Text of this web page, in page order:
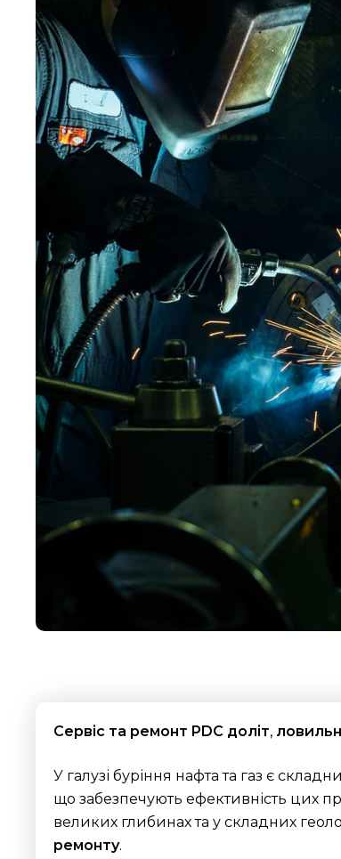
Сервіс та ремонт PDC доліт,
У галузі буріння нафта та газ є
що забезпечують ефективність цих
великих глибинах та у складних
ремонту.